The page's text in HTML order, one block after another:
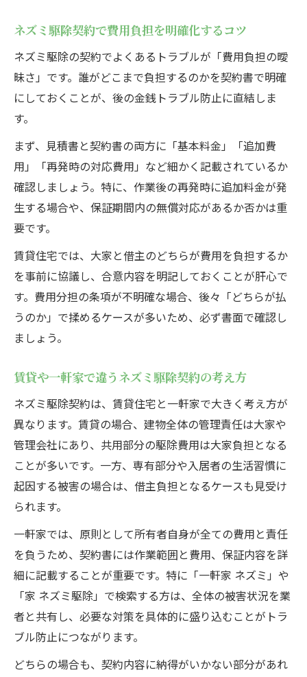
ネズミ駆除契約書チェックで安心を得る方
法
この記事を書いた人
ネズミ駆除契約で費用負担を明確化するコツ
ネズミ駆除の契約でよくあるトラブルが「費用負担の曖
昧さ」です。誰がどこまで負担するのかを契約書で明確
にしておくことが、後の金銭トラブル防止に直結しま
す。
まず、見積書と契約書の両方に「基本料金」「追加費
用」「再発時の対応費用」など細かく記載されているか
確認しましょう。特に、作業後の再発時に追加料金が発
生する場合や、保証期間内の無償対応があるか否かは重
要です。
賃貸住宅では、大家と借主のどちらが費用を負担するか
を事前に協議し、合意内容を明記しておくことが肝心で
す。費用分担の条項が不明確な場合、後々「どちらが払
うのか」で揉めるケースが多いため、必ず書面で確認し
ましょう。
賃貸や一軒家で違うネズミ駆除契約の考え方
ネズミ駆除契約は、賃貸住宅と一軒家で大きく考え方が
異なります。賃貸の場合、建物全体の管理責任は大家や
管理会社にあり、共用部分の駆除費用は大家負担となる
ことが多いです。一方、専有部分や入居者の生活習慣に
起因する被害の場合は、借主負担となるケースも見受け
られます。
一軒家では、原則として所有者自身が全ての費用と責任
を負うため、契約書には作業範囲と費用、保証内容を詳
細に記載することが重要です。特に「一軒家 ネズミ」や
「家 ネズミ駆除」で検索する方は、全体の被害状況を業
者と共有し、必要な対策を具体的に盛り込むことがトラ
ブル防止につながります。
どちらの場合も、契約内容に納得がいかない部分があれ